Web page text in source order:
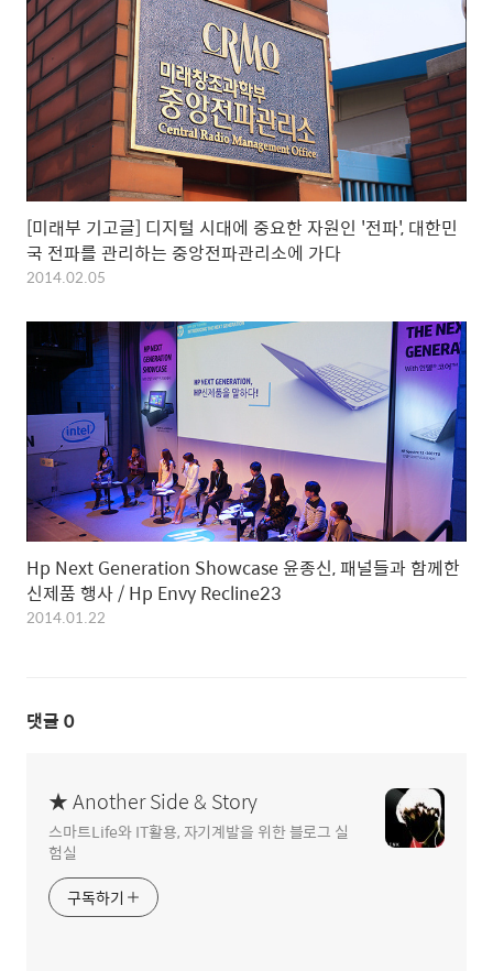
[미래부 기고글] 디지털 시대에 중요한 자원인 '전파', 대한민
국 전파를 관리하는 중앙전파관리소에 가다
2014.02.05
Hp Next Generation Showcase 윤종신, 패널들과 함께한
신제품 행사 / Hp Envy Recline23
2014.01.22
댓글 0
★ Another Side & Story
스마트Life와 IT활용, 자기계발을 위한 블로그 실
험실
구독하기